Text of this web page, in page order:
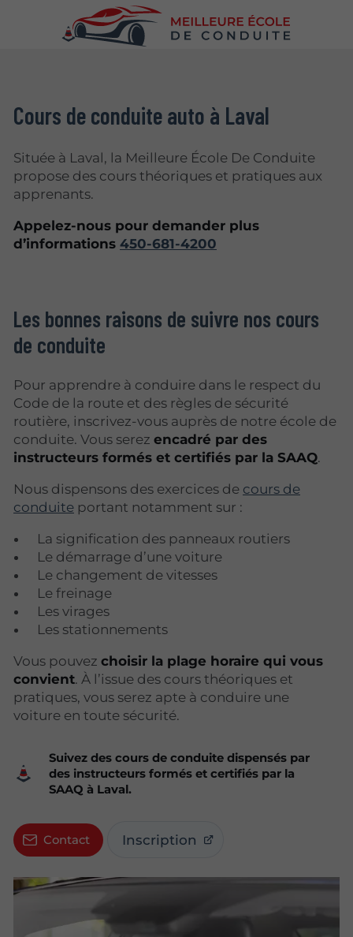
Cours de conduite auto à Laval
Située à Laval, la Meilleure École De Conduite
propose des cours théoriques et pratiques aux
apprenants.
Appelez-nous pour demander plus
d’informations 450-681-4200
Les bonnes raisons de suivre nos cours
de conduite
Pour apprendre à conduire dans le respect du
Code de la route et des règles de sécurité
routière, inscrivez-vous auprès de notre école de
conduite. Vous serez encadré par des
instructeurs formés et certifiés par la SAAQ.
Nous dispensons des exercices de cours de
conduite portant notamment sur :
La signification des panneaux routiers
Le démarrage d’une voiture
Le changement de vitesses
Le freinage
Les virages
Les stationnements
Vous pouvez choisir la plage horaire qui vous
convient. À l’issue des cours théoriques et
pratiques, vous serez apte à conduire une
voiture en toute sécurité.
Suivez des cours de conduite dispensés par
des instructeurs formés et certifiés par la
SAAQ à Laval.
Contact Inscription